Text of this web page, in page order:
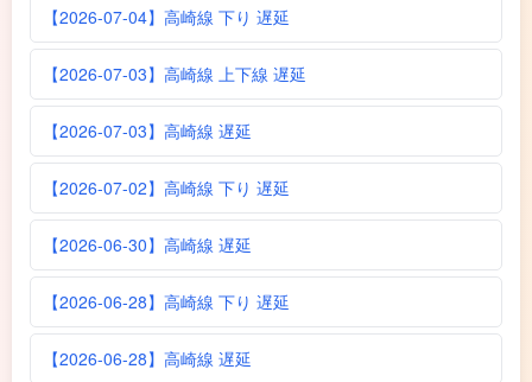
【2026-07-04】高崎線 下り 遅延
【2026-07-03】高崎線 上下線 遅延
【2026-07-03】高崎線 遅延
【2026-07-02】高崎線 下り 遅延
【2026-06-30】高崎線 遅延
【2026-06-28】高崎線 下り 遅延
【2026-06-28】高崎線 遅延